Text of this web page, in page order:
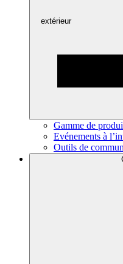
extérieur
Gamme de
Evénements à
Outils de